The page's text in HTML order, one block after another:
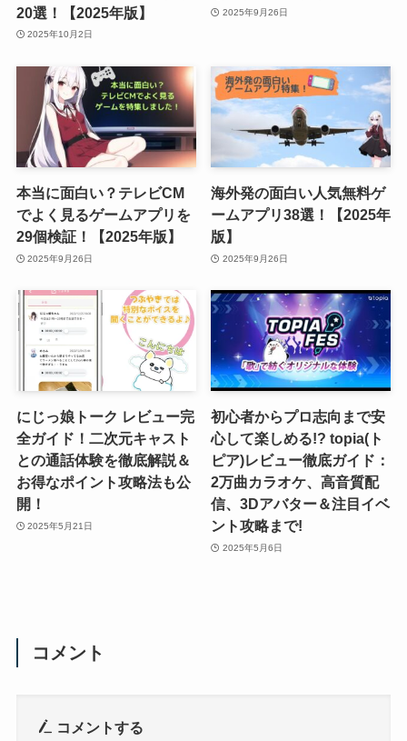
20選！【2025年版】
2025年10月2日
2025年9月26日
本当に面白い？テレビCM
でよく見るゲームアプリを
29個検証！【2025年版】
2025年9月26日
海外発の面白い人気無料ゲ
ームアプリ38選！【2025年
版】
2025年9月26日
にじっ娘トーク レビュー完
全ガイド！二次元キャスト
との通話体験を徹底解説＆
お得なポイント攻略法も公
開！
2025年5月21日
初心者からプロ志向まで安
心して楽しめる!? topia(ト
ピア)レビュー徹底ガイド：
2万曲カラオケ、高音質配
信、3Dアバター＆注目イベ
ント攻略まで!
2025年5月6日
コメント
コメントする